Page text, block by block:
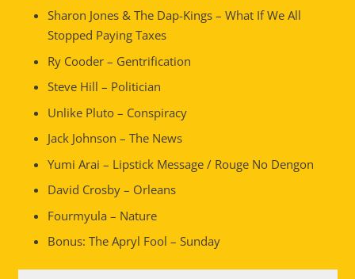
Sharon Jones & The Dap-Kings – What If We All
Stopped Paying Taxes
Ry Cooder – Gentrification
Steve Hill – Politician
Unlike Pluto – Conspiracy
Jack Johnson – The News
Yumi Arai – Lipstick Message / Rouge No Dengon
David Crosby – Orleans
Fourmyula – Nature
Bonus: The Apryl Fool – Sunday